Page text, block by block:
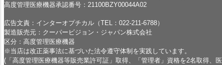
高度管理医療機器承認番号：21100BZY00044A02
広告文責：インターオプチカル（TEL：022-211-6788）
製造販売元：クーパービジョン・ジャパン株式会社
区分：高度管理医療機器
※当店は改正薬事法に基づいた法令遵守体制を実践しています。
(「高度管理医療機器等販売業許可証」取得、「管理者」資格を2名取得、